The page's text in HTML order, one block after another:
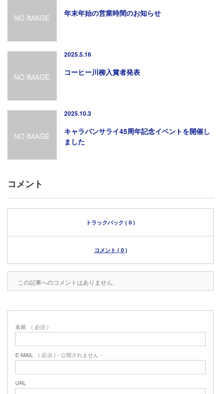
年末年始の営業時間のお知らせ
2025.5.16
コーヒー川柳入賞者発表
2025.10.3
キャラバンサライ45周年記念イベントを開催し
ました
コメント
トラックバック ( 0 )
コメント ( 0 )
この記事へのコメントはありません。
名前 ( 必須 )
E-MAIL ( 必須 ) - 公開されません -
URL